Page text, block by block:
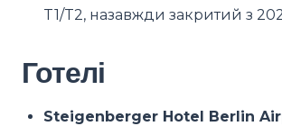
T1/T2, назавжди закритий з
Готелі
Steigenberger Hotel Berlin